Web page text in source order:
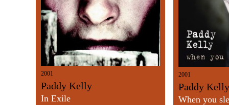
2001
Paddy Kelly
In Exile
2001
Paddy Kelly
When you